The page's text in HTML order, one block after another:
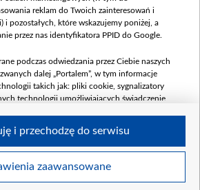
O nas
Kontakt
Informacje o nadawcy
partnerskie
belsat.eu
slava.tv
tvpworld.com
vot-tak.tv
Moje zgody
reklam do Twoich zainteresowań i
i pozostałych, które wskazujemy poniżej, a
przez nas identyfikatora PPID do Google.
podczas odwiedzania przez Ciebie naszych
zwanych dalej „Portalem”, w tym informacje
takich jak: pliki cookie, sygnalizatory
technologii umożliwiających świadczenie
podczas odwiedzania przez Ciebie
zaawansowane
i przechodzę do serwisu